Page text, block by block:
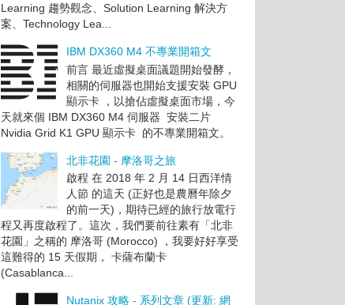
Learning 趨勢觀念、Solution Learning 解決方
案、Technology Lea...
IBM DX360 M4 不專業開箱文
前言 最近虛擬桌面議題開始發酵，
相關的伺服器也開始支援安裝 GPU
顯示卡 ，以搶佔虛擬桌面市場，今
天就來個 IBM DX360 M4 伺服器 安裝二片
Nvidia Grid K1 GPU 顯示卡 的不專業開箱文。
北非花園 - 摩洛哥之旅
啟程 在 2018 年 2 月 14 日西洋情
人節 的這天 (正好也是農曆年除夕
的前一天)，期待已經的旅行放電行
程又再度啟程了。這次，我們要前往素有「北非
花園」之稱的 摩洛哥 (Morocco) ，我要好好享受
這難得的 15 天假期， 卡薩布蘭卡
(Casablanca...
Nutanix 攻略 - 系列文章 (更新: 網